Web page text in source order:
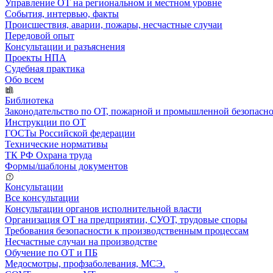
Управление ОТ на региональном и местном уровне
События, интервью, факты
Происшествия, аварии, пожары, несчастные случаи
Передовой опыт
Консультации и разъяснения
Проекты НПА
Судебная практика
Обо всем
Библиотека
Законодательство по ОТ, пожарной и промышленной
Инструкции по ОТ
ГОСТы Российской федерации
Технические нормативы
ТК РФ Охрана труда
Формы/шаблоны документов
Консультации
Все консультации
Консультации органов исполнительной власти
Организация ОТ на предприятии, СУОТ, трудовые споры
Требования безопасности к производственным процессам
Несчастные случаи на производстве
Обучение по ОТ и ПБ
Медосмотры, профзаболевания, МСЭ.